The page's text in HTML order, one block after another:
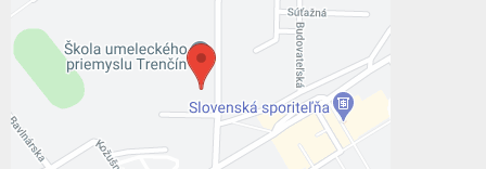
Prajete si načítať externý obsah?
Povoliť tentokrát
Povoliť a zapamätať - súhlas s druhom